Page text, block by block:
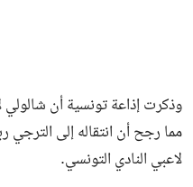
وذكرت إذاعة تونسية أن شالولي
مما رجح أن انتقاله إلى
لاعبي النادي التونسي.